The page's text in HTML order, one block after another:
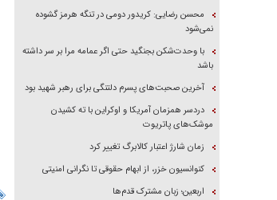
محسن رضایی: کریدور دومی در تنگه هرمز گشوده
نمی‌شود
با وحدت‌شکن بجنگید حتی اگر عمامه مرا بر سر داشته
باشد
آخرین صحبت‌های پسرم دلتنگی برای رهبر شهید بود
دردسر همزمان آمریکا و اوکراین با ته کشیدن
موشک‌های پاتریوت
زمان شارژ اعتبار کالابرگ تغییر کرد
کنوانسیون خزر، از ابهام حقوقی تا نگرانی امنیتی
اربعین؛ زبان مشترک قدم‌ها